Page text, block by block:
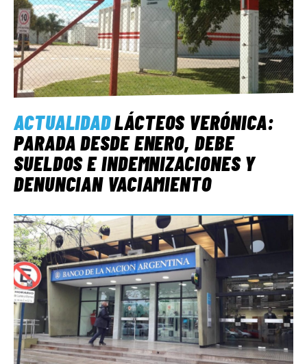
ACTUALIDADLÁCTEOS VERÓNICA:
PARADA DESDE ENERO, DEBE
SUELDOS E INDEMNIZACIONES Y
DENUNCIAN VACIAMIENTO